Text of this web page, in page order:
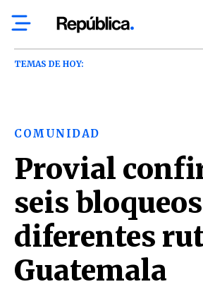
TEMAS DE HOY:
COMUNIDAD
Provial
seis
diferentes
Guatemala